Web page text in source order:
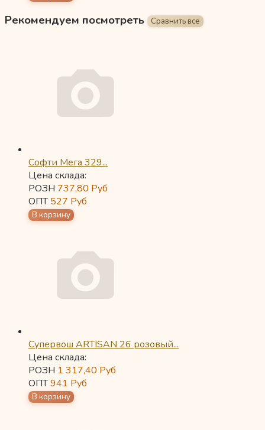
Рекомендуем посмотреть
Софти Мега 329...
Цена склада:
РОЗН 737,80 Руб
ОПТ527 Руб
Супервош ARTISAN 26 розовый...
Цена склада:
РОЗН 1 317,40 Руб
ОПТ941 Руб